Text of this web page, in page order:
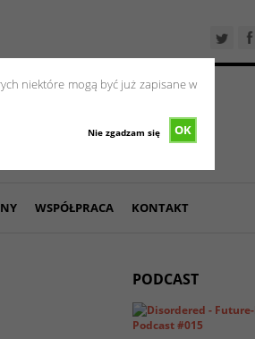
niektóre mogą być już zapisane w
OK
Nie zgadzam się
WSPÓŁPRACA KONTAKT
PODCAST